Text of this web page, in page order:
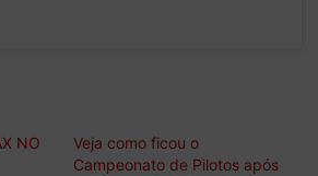
NO
Veja como ficou o
Campeonato de Pilotos após